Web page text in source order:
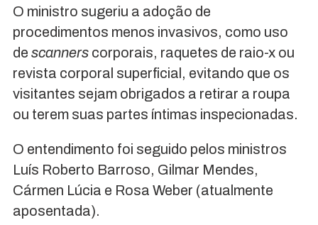
O ministro sugeriu a adoção de
procedimentos menos invasivos, como uso
de scanners corporais, raquetes de raio-x ou
revista corporal superficial, evitando que os
visitantes sejam obrigados a retirar a roupa
ou terem suas partes íntimas inspecionadas.
O entendimento foi seguido pelos ministros
Luís Roberto Barroso, Gilmar Mendes,
Cármen Lúcia e Rosa Weber (atualmente
aposentada).